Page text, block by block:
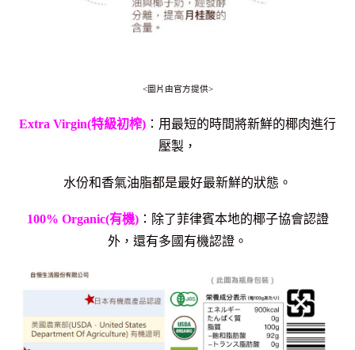
<圖片由官方提供>
Extra Virgin(特級初榨) ：用最短的時間將新鮮的椰肉進行
壓製，
水份和香氣油脂都是最好最新鮮的狀態。
100% Organic(有機)：除了菲律賓本地的椰子協會認證
外， 還有多國有機認證。